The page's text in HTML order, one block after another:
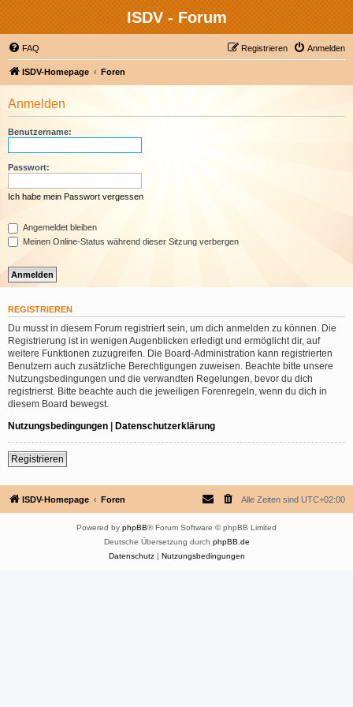
ISDV - Forum
FAQ Anmelden
Registrieren
ISDV-Homepage Foren
Anmelden
Benutzername:
Passwort:
Ich habe mein Passwort vergessen
Angemeldet bleiben
Meinen Online-Status während dieser Sitzung verbergen
REGISTRIEREN
Du musst in diesem Forum registriert sein, um dich anmelden zu können. Die
Registrierung ist in wenigen Augenblicken erledigt und ermöglicht dir, auf
weitere Funktionen zuzugreifen. Die Board-Administration kann registrierten
Benutzern auch zusätzliche Berechtigungen zuweisen. Beachte bitte unsere
Nutzungsbedingungen und die verwandten Regelungen, bevor du dich
registrierst. Bitte beachte auch die jeweiligen Forenregeln, wenn du dich in
diesem Board bewegst.
Nutzungsbedingungen | Datenschutzerklärung
Registrieren
ISDV-Homepage Foren Alle Zeiten sind UTC+02:00
Powered by phpBB® Forum Software © phpBB Limited
Deutsche Übersetzung durch phpBB.de
Datenschutz| Nutzungsbedingungen